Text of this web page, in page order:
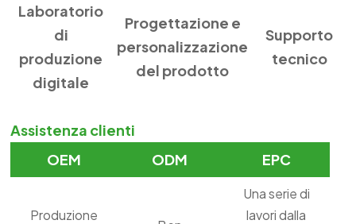
Laboratorio
di
produzione
digitale
Progettazione e
personalizzazione
del prodotto
Supporto
tecnico
Assistenza clienti
OEM
ODM EPC
Produzione
Una serie di
lavori dalla